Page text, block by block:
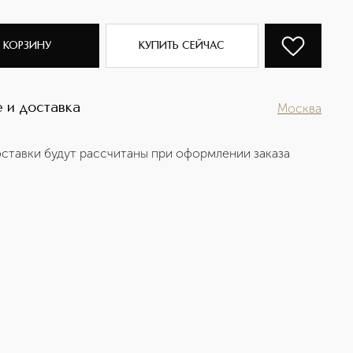
КОРЗИНУ КУПИТЬ СЕЙЧАС
и доставка Москва
будут рассчитаны при оформлении заказа